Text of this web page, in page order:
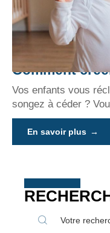
Comment
Vos enfants vous
songez à céder ?
En savoir plus